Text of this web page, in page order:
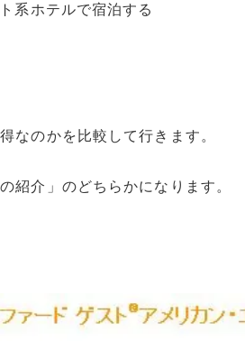
系ホテルで宿泊する
なのかを比較して行きます。
紹介」のどちらかになります。